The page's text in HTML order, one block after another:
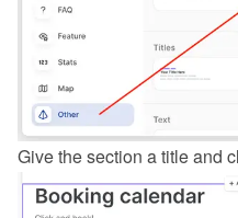
Give the section a title and